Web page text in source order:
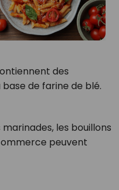
des
de farine de blé.
marinades, les bouillons
peuvent